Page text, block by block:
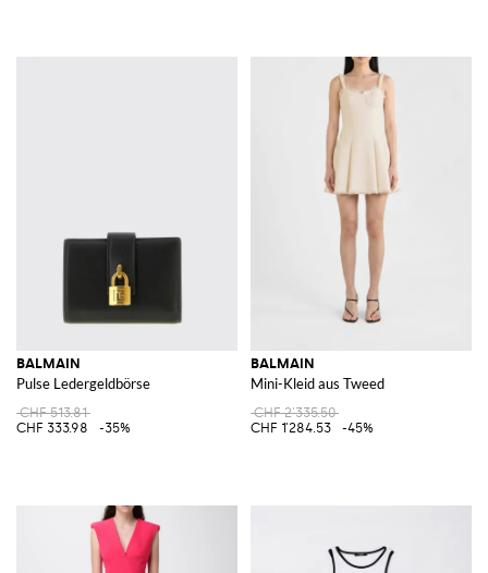
BALMAIN
Pulse Ledergeldbörse
CHF 513.81
CHF 333.98
-35%
BALMAIN
Mini-Kleid aus Tweed
CHF 2'335.50
CHF 1'284.53
-45%